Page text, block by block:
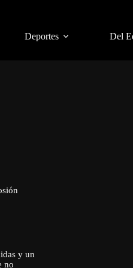
Deportes Del
y un
no